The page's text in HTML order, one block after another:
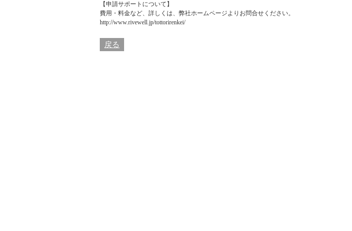
【申請サポートについて】
費用・料金など、詳しくは、弊社ホームページよりお問合せください。
http://www.rivewell.jp/tottorirenkei/
戻る